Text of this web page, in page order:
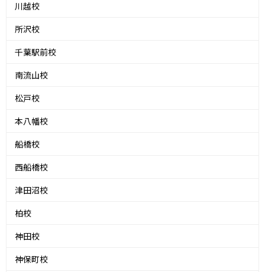
川越校
所沢校
千葉駅前校
南流山校
松戸校
本八幡校
船橋校
西船橋校
津田沼校
柏校
神田校
神保町校